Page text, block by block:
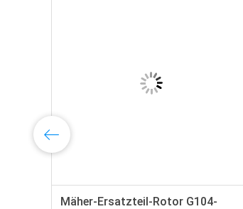
Mäher-Ersatzteil-Rotor G104-